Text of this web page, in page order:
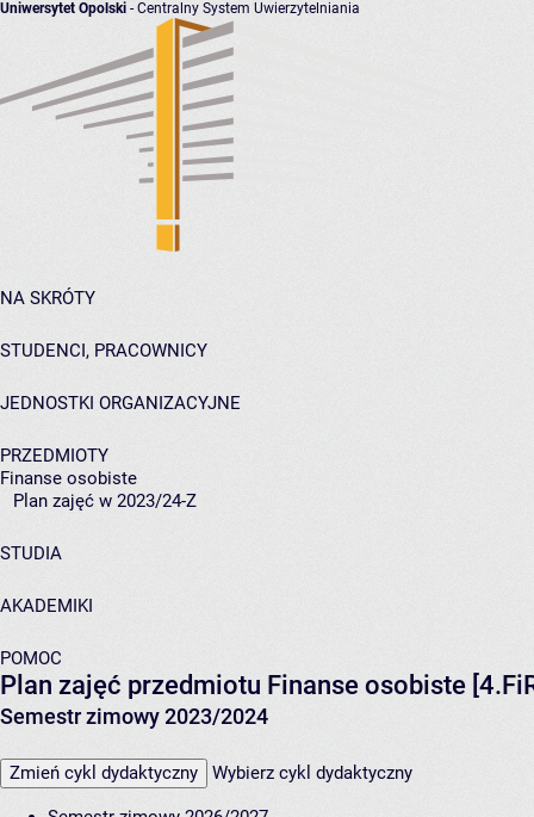
Uniwersytet Opolski - Centralny System Uwierzytelniania
NA SKRÓTY
STUDENCI, PRACOWNICY
JEDNOSTKI ORGANIZACYJNE
PRZEDMIOTY
Finanse osobiste
Plan zajęć w 2023/24-Z
STUDIA
AKADEMIKI
POMOC
Plan zajęć przedmiotu Finanse osobiste
Semestr zimowy 2023/2024
Zmień cykl dydaktyczny Wybierz cykl dydaktyczny